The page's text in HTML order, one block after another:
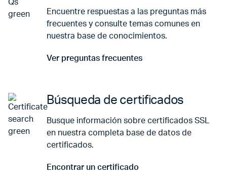
Encuentre respuestas a las preguntas más
frecuentes y consulte temas comunes en
nuestra base de conocimientos.
Ver preguntas frecuentes
Ir a Ver preguntas frecuentes
Búsqueda de certificados
Busque información sobre certificados SSL
en nuestra completa base de datos de
certificados.
Encontrar un certificado
Ir a Encontrar un certificado